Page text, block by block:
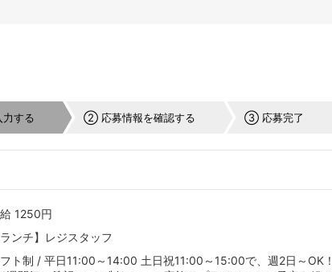
する ② 応募情報を確認する ③ 応募完了
1250円
ランチ】レジスタッフ
ト制 / 平日11:00～14:00 土日祝11:00～15:00で、週2日～OK